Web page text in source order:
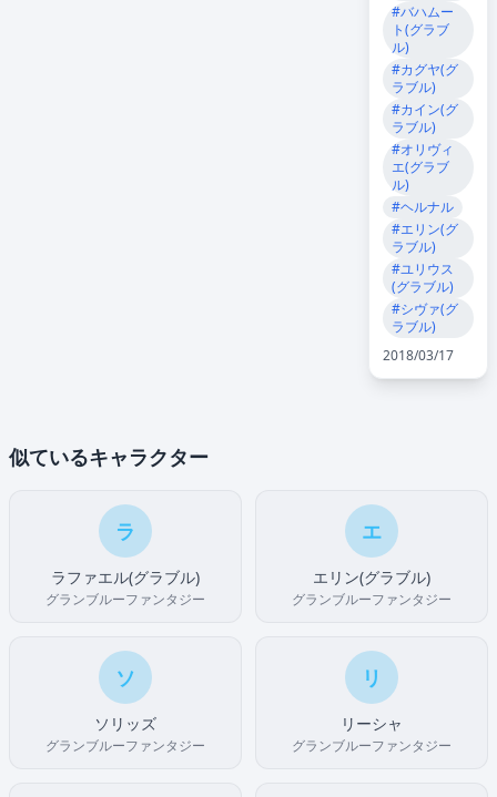
#バハムー
ト(グラブ
ル)
#カグヤ(グ
ラブル)
#カイン(グ
ラブル)
#オリヴィ
エ(グラブ
ル)
#ヘルナル
#エリン(グ
ラブル)
#ユリウス
(グラブル)
#シヴァ(グ
ラブル)
2018/03/17
似ているキャラクター
ラ
ラファエル(グラブル)
グランブルーファンタジー
エ
エリン(グラブル)
グランブルーファンタジー
ソ
ソリッズ
グランブルーファンタジー
リ
リーシャ
グランブルーファンタジー